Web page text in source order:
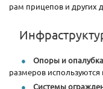
рам прицепов и других
Опоры и
размеров используются
Системы